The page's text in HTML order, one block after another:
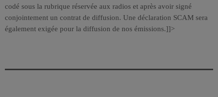
codé sous la rubrique réservée aux radios et après avoir signé
conjointement un contrat de diffusion. Une déclaration SCAM sera
également exigée pour la diffusion de nos émissions.]]>